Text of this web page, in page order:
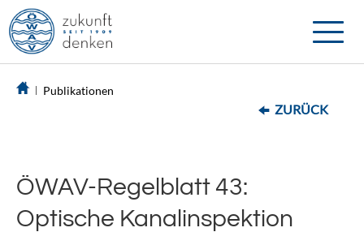
Toggle
Publikationen
ZURÜCK
ÖWAV-Regelblatt 43:
Optische Kanalinspektion